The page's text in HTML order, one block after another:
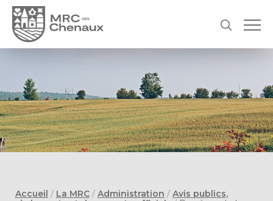
Accueil / La MRC / Administration / Avis publics,